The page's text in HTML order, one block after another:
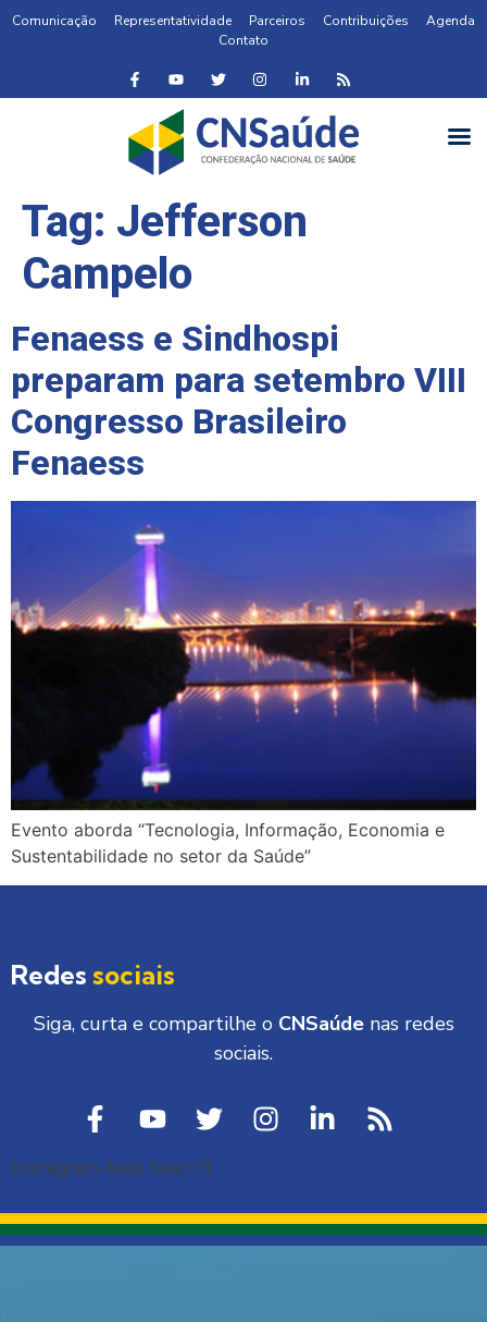
Comunicação Representatividade Parceiros Contribuições
Agenda
Contato
Tag: Jefferson
Campelo
Fenaess e Sindhospi
preparam para setembro VIII
Congresso Brasileiro
Fenaess
Evento aborda “Tecnologia, Informação, Economia e
Sustentabilidade no setor da Saúde”
Redes sociais
Siga, curta e compartilhe o CNSaúdenas redes
sociais.
[instagram-feed feed=1]